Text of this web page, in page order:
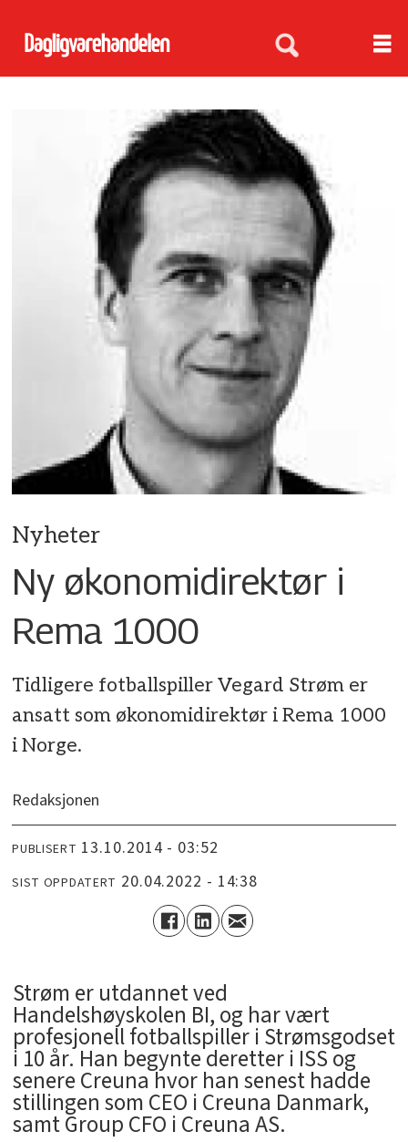
Nyheter
Ny økonomidirektør i
Rema 1000
Tidligere fotballspiller Vegard Strøm er
ansatt som økonomidirektør i Rema 1000
i Norge.
Redaksjonen
PUBLISERT 13.10.2014 - 03:52
SIST OPPDATERT 20.04.2022 - 14:38
Strøm er utdannet ved
Handelshøyskolen BI, og har vært
profesjonell fotballspiller i Strømsgodset
i 10 år. Han begynte deretter i ISS og
senere Creuna hvor han senest hadde
stillingen som CEO i Creuna Danmark,
samt Group CFO i Creuna AS.